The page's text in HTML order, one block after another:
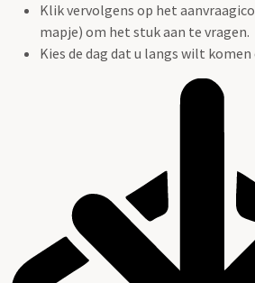
Klik vervolgens op het
mapje) om het stuk aan te vragen.
Kies de dag dat u langs wilt